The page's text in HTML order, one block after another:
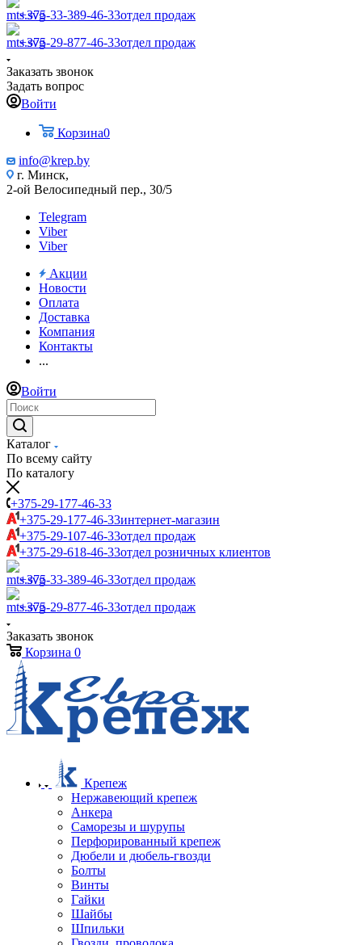
+375-33-389-46-33отдел продаж
+375-29-877-46-33отдел продаж
Заказать звонок
Задать вопрос
Войти
Корзина0
info@krep.by
г. Минск,
2-ой Велосипедный пер., 30/5
Telegram
Viber
Viber
Акции
Новости
Оплата
Доставка
Компания
Контакты
...
Войти
Каталог
По всему сайту
По каталогу
+375-29-177-46-33
+375-29-177-46-33интернет-магазин
+375-29-107-46-33отдел продаж
+375-29-618-46-33отдел розничных клиентов
+375-33-389-46-33отдел продаж
+375-29-877-46-33отдел продаж
Заказать звонок
Корзина 0
Крепеж
Нержавеющий крепеж
Анкера
Саморезы и шурупы
Перфорированный крепеж
Дюбели и дюбель-гвозди
Болты
Винты
Гайки
Шайбы
Шпильки